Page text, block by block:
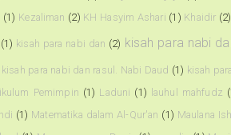
(1) Kezaliman (2) KH Hasyim Ashari (1) Khaidir (2)
(1) kisah para nabi dan (2) kisah para nabi
kisah para nabi dan rasul. Nabi Daud (1) kisah
Pemimpin (1) Laduni (1) lauhul mahfudz
(1) Matematika dalam Al-Qur'an (1) Maulana